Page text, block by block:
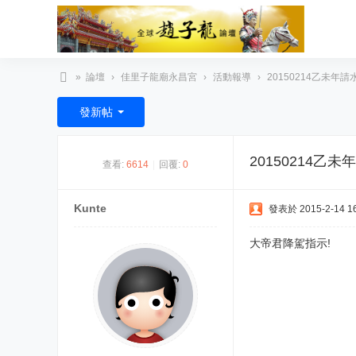
臺
灣
» 論壇 › 佳里子龍廟永昌宮 › 活動報導 › 20150214乙未年請
發新帖
查看: 6614 回覆: 0 20150214乙未
Kunte 發表於 2015-2-14
大帝君降駕指示!